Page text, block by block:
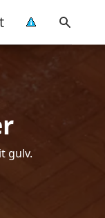
gulv.